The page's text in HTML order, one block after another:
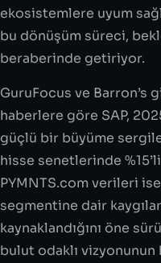
ekosistemlere uyum
bu dönüşüm süreci,
beraberinde getiriyor.
GuruFocus ve Barron’s
haberlere göre SAP,
güçlü bir büyüme
hisse senetlerinde
PYMNTS.com verileri
segmentine dair
kaynaklandığını öne
bulut odaklı vizyonunun